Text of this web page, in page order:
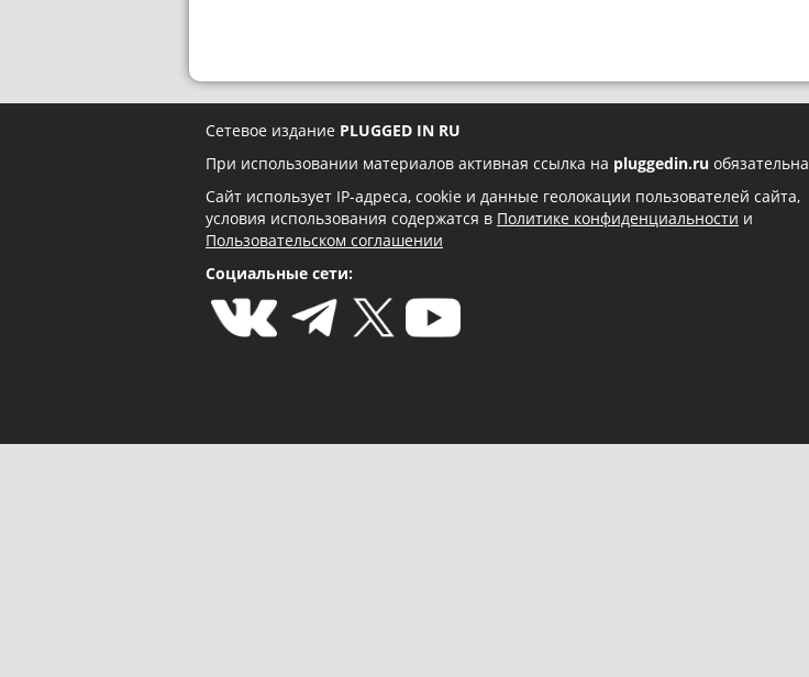
Сетевое издание PLUGGED IN RU
При использовании материалов активная ссылка на pluggedin.ru обязательна
Сайт использует IP-адреса, cookie и данные геолокации пользователей сайта,
условия использования содержатся в Политике конфиденциальности и
Пользовательском соглашении
Социальные сети: